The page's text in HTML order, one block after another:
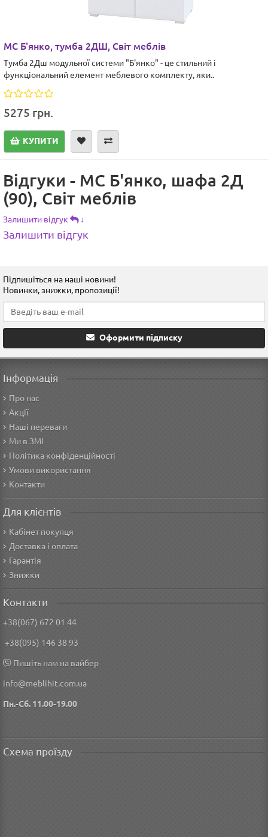
МС Б'янко, тумба 2ДШ, Світ меблів
Тумба 2Дш модульної системи "Б'янко" - це стильний і
функціональний елемент меблевого комплекту, яки..
5275 грн.
КУПИТИ
Відгуки - МC Б'янко, шафа 2Д
(90), Світ меблів
Залишити відгук ↓
Залишити відгук
Підпишіться на наші новини!
Новинки, знижки, пропозиції!
Оформити підписку
Інформація
Про нас
Акції
Наші переваги
Ми в ЗМІ
Політика конфіденційності
Умови використання
Контакти
Для клієнтів
Кабінет покупця
Доставка і оплата
Гарантія
Знижки
Контакти
+38(067) 672 01 44
+38(095) 146 38 93
Пишіть нам на вайбер
info@meblihit.com.ua
Пн.-Сб. 11.00-19.00
Схема проїзду